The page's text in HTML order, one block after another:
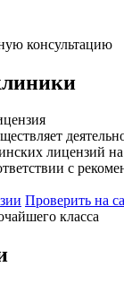
консультацию
лицензий
с
Проверить на
класса